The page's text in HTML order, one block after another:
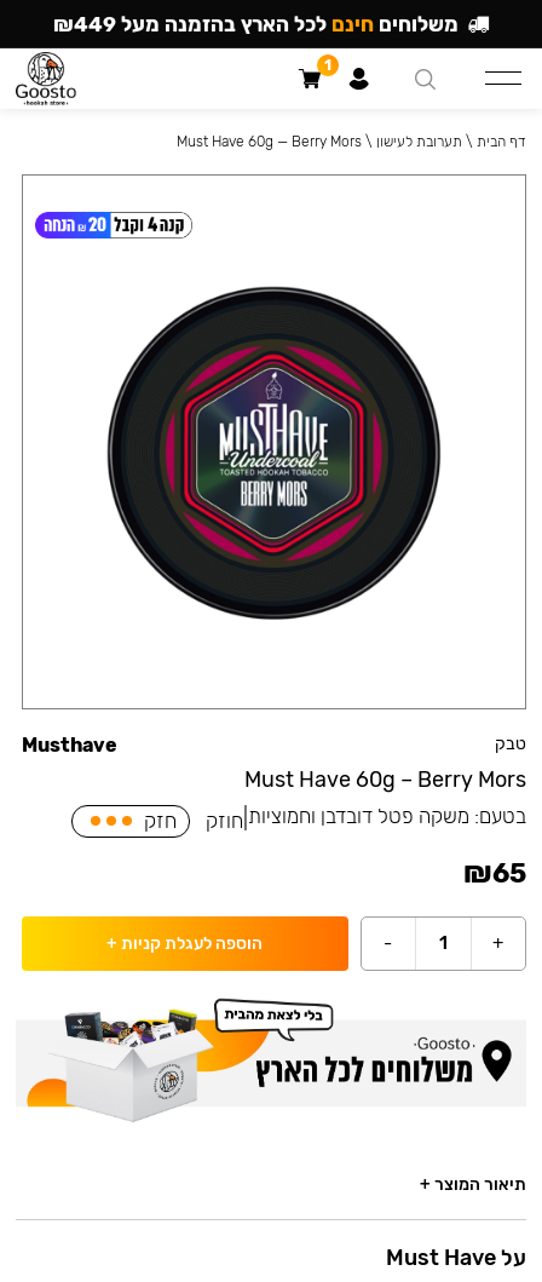
טבק
Must Have 60g – Berry Mors
Musthave
בטעם: משקה פטל דובדבן וחמוציות חוזק חזק
₪65
+
1
- הוספה לעגלת קניות +
דף הבית \ תערובת לעישון \
Must Have 60g — Berry Mors
תיאור המוצר +
על Must Have
משלוחים חינם לכל הארץ בהזמנה מעל ₪449
1